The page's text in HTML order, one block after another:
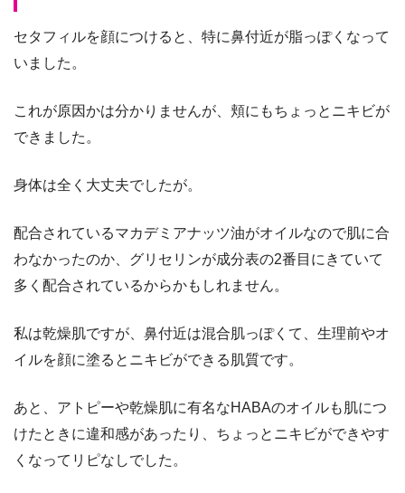
セタフィルを顔につけると、特に鼻付近が脂っぽくなって
いました。
これが原因かは分かりませんが、頬にもちょっとニキビが
できました。
身体は全く大丈夫でしたが。
配合されているマカデミアナッツ油がオイルなので肌に合
わなかったのか、グリセリンが成分表の2番目にきていて
多く配合されているからかもしれません。
私は乾燥肌ですが、鼻付近は混合肌っぽくて、生理前やオ
イルを顔に塗るとニキビができる肌質です。
あと、アトピーや乾燥肌に有名なHABAのオイルも肌につ
けたときに違和感があったり、ちょっとニキビができやす
くなってリピなしでした。